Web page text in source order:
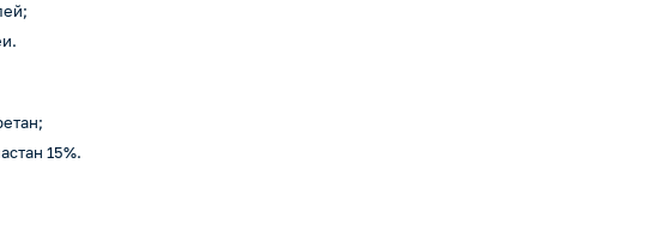
15%.